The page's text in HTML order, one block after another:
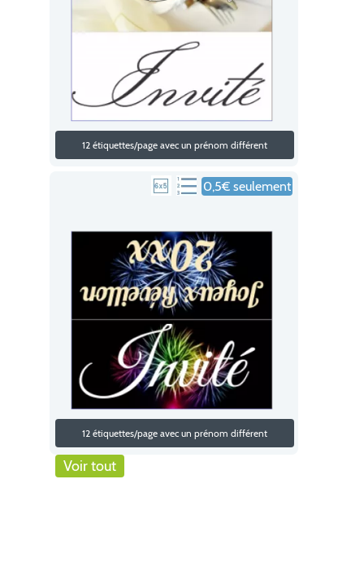
12 étiquettes/page avec un prénom différent
0,5€ seulement
12 étiquettes/page avec un prénom différent
Voir tout